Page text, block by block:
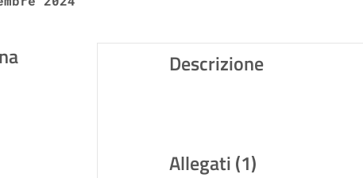
Descrizione
Allegati (1)